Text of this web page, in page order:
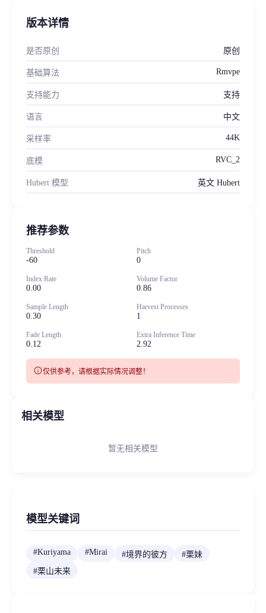
版本详情
是否原创 原创
基础算法 Rmvpe
支持能力 支持
语言 中文
采样率 44K
底模 RVC_2
Hubert 模型 英文 Hubert
推荐参数
Threshold
-60
Pitch
0
Index Rate
0.00
Volume Factor
0.86
Sample Length
0.30
Harvest Processes
1
Fade Length
0.12
Extra Inference Time
2.92
info仅供参考，请根据实际情况调整！
相关模型
暂无相关模型
模型关键词
#Kuriyama #Mirai #境界的彼方 #栗妹
#栗山未来